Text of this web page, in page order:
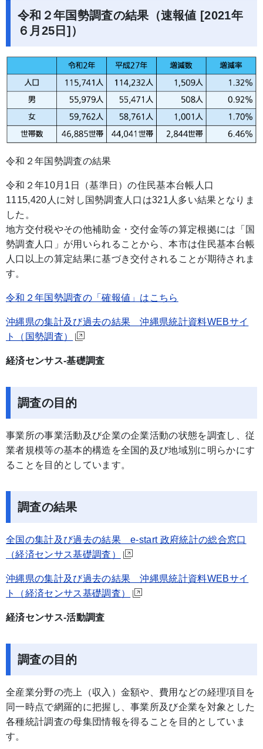
令和２年国勢調査の結果（速報値 [2021年
６月25日]）
令和２年国勢調査の結果
令和２年10月1日（基準日）の住民基本台帳人口
1115,420人に対し国勢調査人口は321人多い結果となりま
した。
地方交付税やその他補助金・交付金等の算定根拠には「国
勢調査人口」が用いられることから、本市は住民基本台帳
人口以上の算定結果に基づき交付されることが期待されま
す。
令和２年国勢調査の「確報値」はこちら
沖縄県の集計及び過去の結果 沖縄県統計資料WEBサイ
ト（国勢調査）
経済センサス-基礎調査
調査の目的
事業所の事業活動及び企業の企業活動の状態を調査し、従
業者規模等の基本的構造を全国的及び地域別に明らかにす
ることを目的としています。
調査の結果
全国の集計及び過去の結果 e-start 政府統計の総合窓口
（経済センサス基礎調査）
沖縄県の集計及び過去の結果 沖縄県統計資料WEBサイ
ト（経済センサス基礎調査）
経済センサス-活動調査
調査の目的
全産業分野の売上（収入）金額や、費用などの経理項目を
同一時点で網羅的に把握し、事業所及び企業を対象とした
各種統計調査の母集団情報を得ることを目的としていま
す。